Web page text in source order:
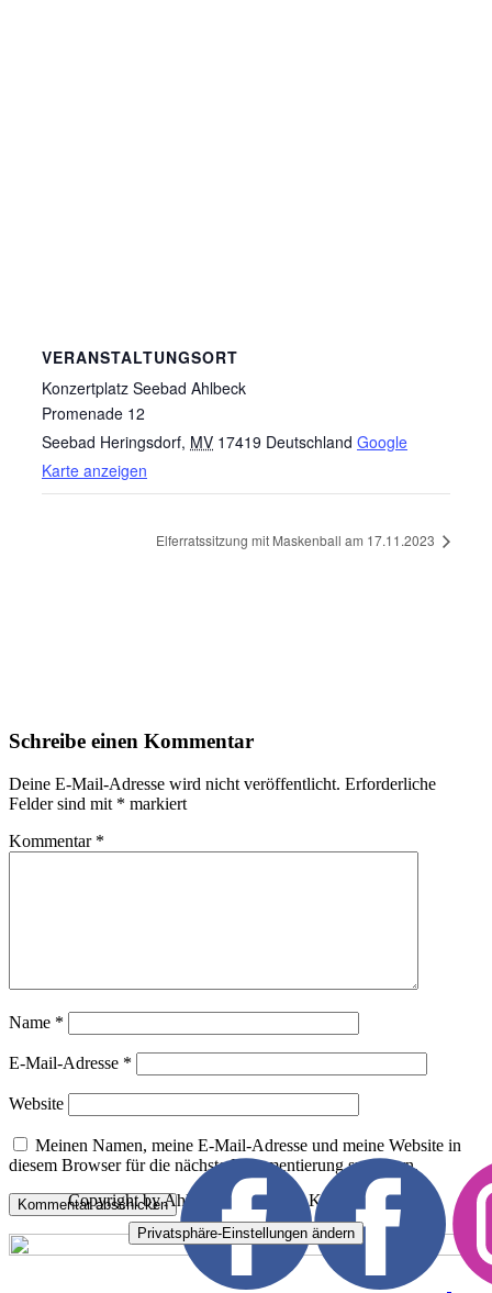
VERANSTALTUNGSORT
Konzertplatz Seebad Ahlbeck
Promenade 12
Seebad Heringsdorf, MV 17419 Deutschland Google
Karte anzeigen
Elferratssitzung mit Maskenball am 17.11.2023
Schreibe einen Kommentar
Deine E-Mail-Adresse wird nicht veröffentlicht. Erforderliche
Felder sind mit * markiert
Kommentar *
Name *
E-Mail-Adresse *
Website
Meinen Namen, meine E-Mail-Adresse und meine Website in
diesem Browser für die nächste Kommentierung speichern.
Kommentar abschicken
Copyright by Ahlbecker Karneval Klub e.V. - 2023
Privatsphäre-Einstellungen ändern